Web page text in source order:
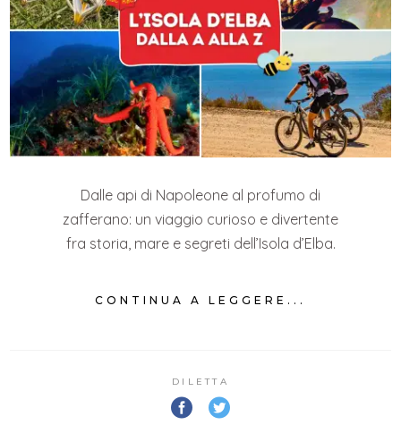
Dalle api di Napoleone al profumo di
zafferano: un viaggio curioso e divertente
fra storia, mare e segreti dell’Isola d’Elba.
CONTINUA A LEGGERE...
DILETTA